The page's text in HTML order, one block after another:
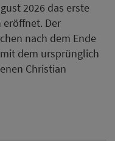
2026 das erste
Der
nach dem Ende
dem ursprünglich
Christian